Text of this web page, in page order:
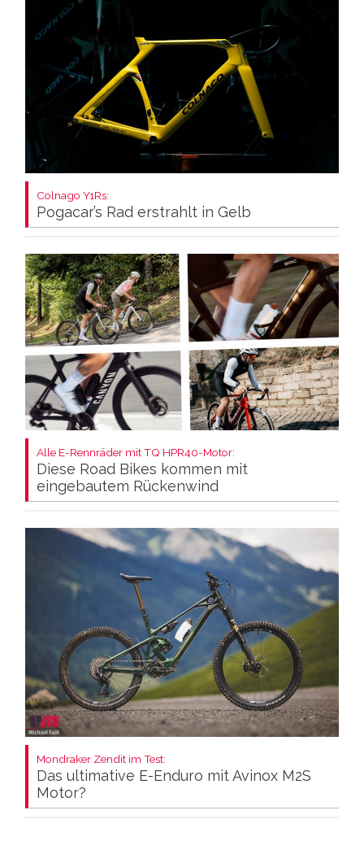
Colnago Y1Rs:
Pogacar’s Rad erstrahlt in Gelb
Alle E-Rennräder mit TQ HPR40-Motor:
Diese Road Bikes kommen mit
eingebautem Rückenwind
Mondraker Zendit im Test:
Das ultimative E-Enduro mit Avinox M2S
Motor?